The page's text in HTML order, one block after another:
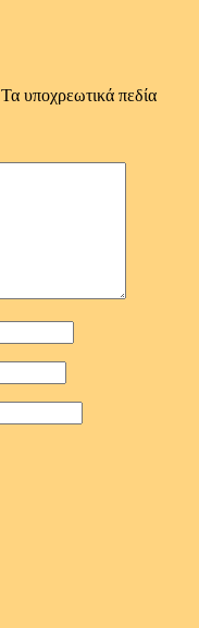
Τα υποχρεωτικά πεδία